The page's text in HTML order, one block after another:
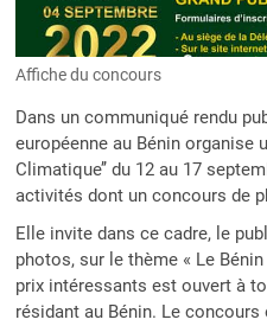
Affiche du concours
Dans un communiqué rendu
européenne au Bénin organise
Climatique’’ du 12 au 17
activités dont un concours de
Elle invite dans ce cadre, le
photos, sur le thème « Le
prix intéressants est ouvert à
résidant au Bénin. Le